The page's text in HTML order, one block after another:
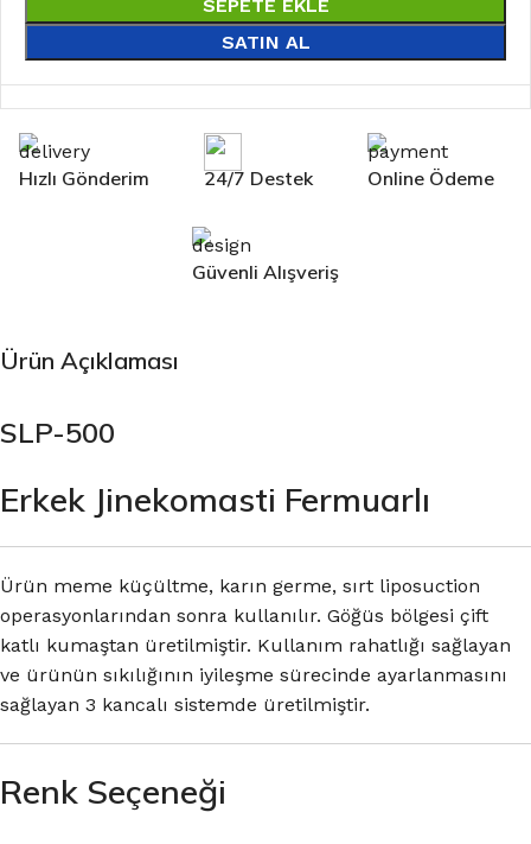
SEPETE EKLE
SATIN AL
Hızlı Gönderim 24/7 Destek Online Ödeme
Güvenli Alışveriş
Ürün Açıklaması
SLP-500
Erkek Jinekomasti Fermuarlı
Ürün meme küçültme, karın germe, sırt liposuction
operasyonlarından sonra kullanılır. Göğüs bölgesi çift
katlı kumaştan üretilmiştir. Kullanım rahatlığı sağlayan
ve ürünün sıkılığının iyileşme sürecinde ayarlanmasını
sağlayan 3 kancalı sistemde üretilmiştir.
Renk Seçeneği